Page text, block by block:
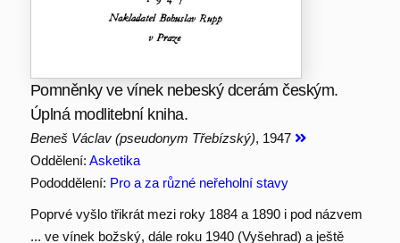
Pomněnky ve vínek nebeský dcerám českým.
Úplná modlitební kniha.
Beneš Václav (pseudonym Třebízský), 1947
Oddělení: Asketika
Pododdělení: Pro a za různé neřeholní stavy
Poprvé vyšlo třikrát mezi roky 1884 a 1890 i pod názvem
... ve vínek božský, dále roku 1940 (Vyšehrad) a ještě